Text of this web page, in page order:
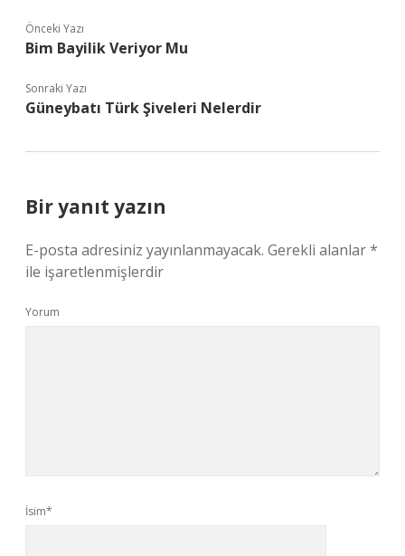
Önceki Yazı
Bim Bayilik Veriyor Mu
Sonraki Yazı
Güneybatı Türk Şiveleri Nelerdir
Bir yanıt yazın
E-posta adresiniz yayınlanmayacak. Gerekli alanlar*
ile işaretlenmişlerdir
Yorum
İsim*